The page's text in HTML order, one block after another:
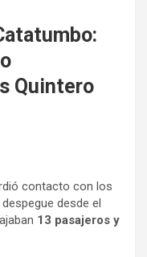
Quintero
contacto con los
desde el
13 pasajeros y